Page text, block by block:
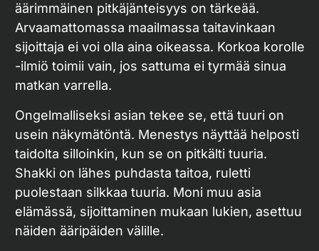
äärimmäinen pitkäjänteisyys on tärkeää.
Arvaamattomassa maailmassa taitavinkaan
sijoittaja ei voi olla aina oikeassa. Korkoa korolle
-ilmiö toimii vain, jos sattuma ei tyrmää sinua
matkan varrella.
Ongelmalliseksi asian tekee se, että tuuri on
usein näkymätöntä. Menestys näyttää helposti
taidolta silloinkin, kun se on pitkälti tuuria.
Shakki on lähes puhdasta taitoa, ruletti
puolestaan silkkaa tuuria. Moni muu asia
elämässä, sijoittaminen mukaan lukien, asettuu
näiden ääripäiden välille.